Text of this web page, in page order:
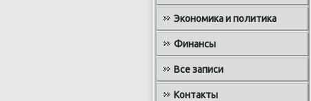
Экономика и политика
Финансы
Все записи
Контакты